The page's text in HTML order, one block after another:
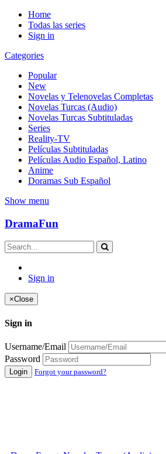
Home
Todas las series
Sign in
Categories
Popular
New
Novelas y Telenovelas Completas
Novelas Turcas (Audio)
Novelas Turcas Subtituladas
Series
Reality-TV
Películas Subtituladas
Películas Audio Español, Latino
Anime
Doramas Sub Español
Show menu
DramaFun
Sign in
×Close
Sign in
Username/Email
Password
Login Forgot your password?